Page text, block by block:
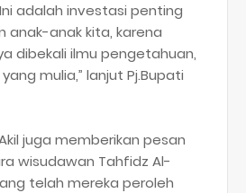
adalah investasi penting
anak-anak kita, karena
dibekali ilmu pengetahuan,
mulia,” lanjut Pj.Bupati
juga memberikan pesan
wisudawan Tahfidz Al-
telah mereka peroleh